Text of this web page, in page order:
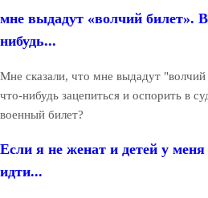
мне выдадут «волчий билет».
нибудь...
Мне сказали, что мне выдадут
что-нибудь зацепиться и оспорить в
военный билет?
Если я не женат и детей у
идти...